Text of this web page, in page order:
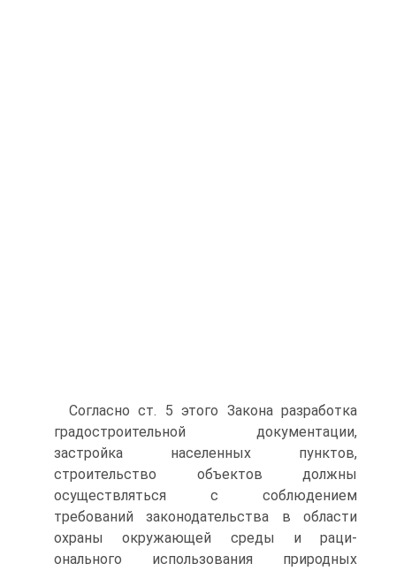
Согласно ст. 5 этого Закона разработка
градостроительной документации,
застройка населенных пунктов,
строительство объектов должны
осуществляться с соблюдением
требований законодательства в области
охраны окружающей среды и раци­
онального использования природных